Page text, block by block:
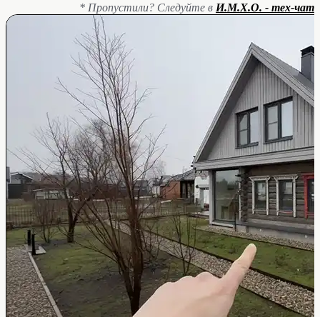
* Пропустили? Следуйте в И.М.Х.О. - тех-чат